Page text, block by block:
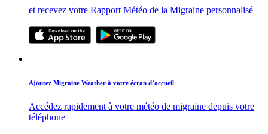
et recevez votre Rapport Météo de la Migraine personnalisé
Ajoutez Migraine Weather à votre écran d’accueil
Accédez rapidement à votre météo de migraine depuis votre
téléphone